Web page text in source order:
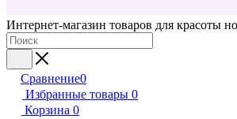
Интернет-магазин товаров для красоты
Сравнение0
Избранные товары 0
Корзина 0